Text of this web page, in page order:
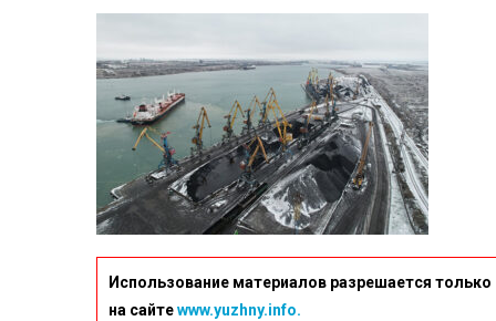
Использование материалов разрешается
на сайтеwww.yuzhny.info.